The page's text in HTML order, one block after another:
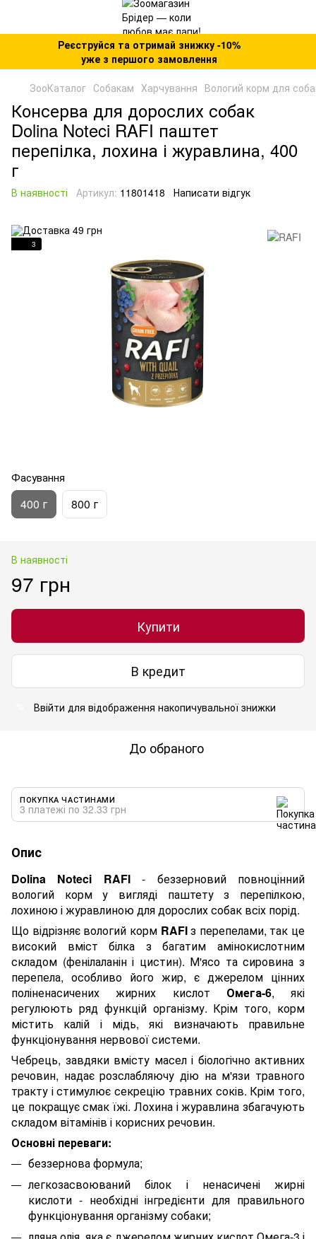
Реєструйся та отримай знижку -10%
уже з першого замовлення
ЗооКаталог Собакам Харчування Вологий корм для
Консерва для дорослих собак
Dolina Noteci RAFI паштет
перепілка, лохина і журавлина, 400
г
В наявності Артикул: 11801418 Написати відгук
3
Фасування
400 г 800 г
В наявності
97 грн
Купити
В кредит
Ввійти для відображення накопичувальної знижки
До обраного
ПОКУПКА ЧАСТИНАМИ
3 платежі по 32.33 грн
Опис
Dolina Noteci RAFI- беззерновий повноцінний
вологий корм у вигляді паштету з перепілкою,
лохиною і журавлиною для дорослих собак всіх порід.
Що відрізняє вологий корм RAFIз перепелами, так це
високий вміст білка з багатим амінокислотним
складом (фенілаланін і цистин). М'ясо та сировина з
перепела, особливо його жир, є джерелом цінних
поліненасичених жирних кислот Омега-6, які
регулюють ряд функцій організму. Крім того, корм
містить калій і мідь, які визначають правильне
функціонування нервової системи.
Чебрець, завдяки вмісту масел і біологічно активних
речовин, надає розслабляючу дію на м'язи травного
тракту і стимулює секрецію травних соків. Крім того,
це покращує смак їжі. Лохина і журавлина збагачують
складом вітамінів і корисних речовин.
Основні переваги:
беззернова формула;
легкозасвоюваний білок і ненасичені жирні
кислоти - необхідні інгредієнти для правильного
функціонування організму собаки;